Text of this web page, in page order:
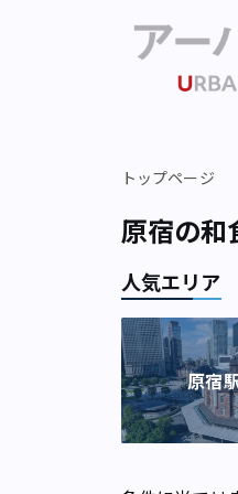
トップページ
原宿の和
人気エリア
原宿